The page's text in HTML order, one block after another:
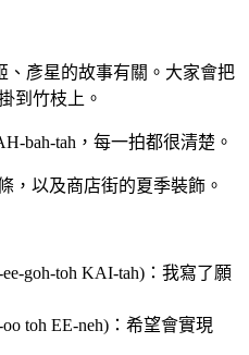
、彥星的故事有關。大家會把
到竹枝上。
bah-tah，每一拍都很清楚。
，以及商店街的夏季裝飾。
goh-toh KAI-tah)：我寫了願
toh EE-neh)：希望會實現